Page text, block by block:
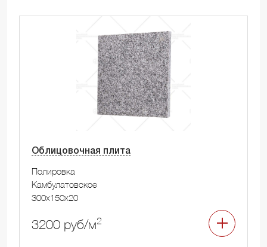
Облицовочная плита
Полировка
Камбулатовское
300x150x20
3200 руб/м2